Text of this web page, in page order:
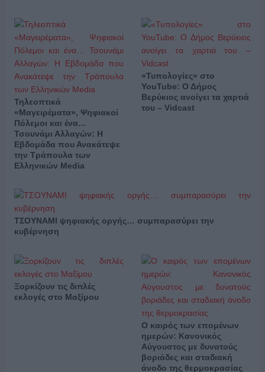
Τηλεοπτικά
«Μαγειρέματα», Ψηφιακοί
Πόλεμοι και ένα…
Τσουνάμι Αλλαγών: Η
Εβδομάδα που Ανακάτεψε
την Τράπουλα των
Ελληνικών Media
«Τυπολογίες» στο
YouTube: Ο Δήμος
Βερύκιος ανοίγει τα χαρτιά
του – Vidcast
ΤΣΟΥΝΑΜΙ ψηφιακής οργής… συμπαρασύρει την
κυβέρνηση
Ξορκίζουν τις διπλές
εκλογές στο Μαξίμου
Ο καιρός των επομένων
ημερών: Κανονικός
Αύγουστος με δυνατούς
βοριάδες και σταδιακή
άνοδο της θερμοκρασίας